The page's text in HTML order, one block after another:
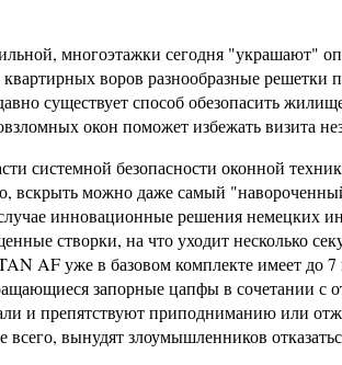
многоэтажки сегодня "украшают"
воров разнообразные решетки
существует способ обезопасить
окон поможет избежать визита
системной безопасности оконной
вскрыть можно даже самый
инновационные решения немецких
створки, на что уходит несколько
AF уже в базовом комплекте имеет до
запорные цапфы в сочетании с
и препятствуют приподниманию или
вынудят злоумышленников